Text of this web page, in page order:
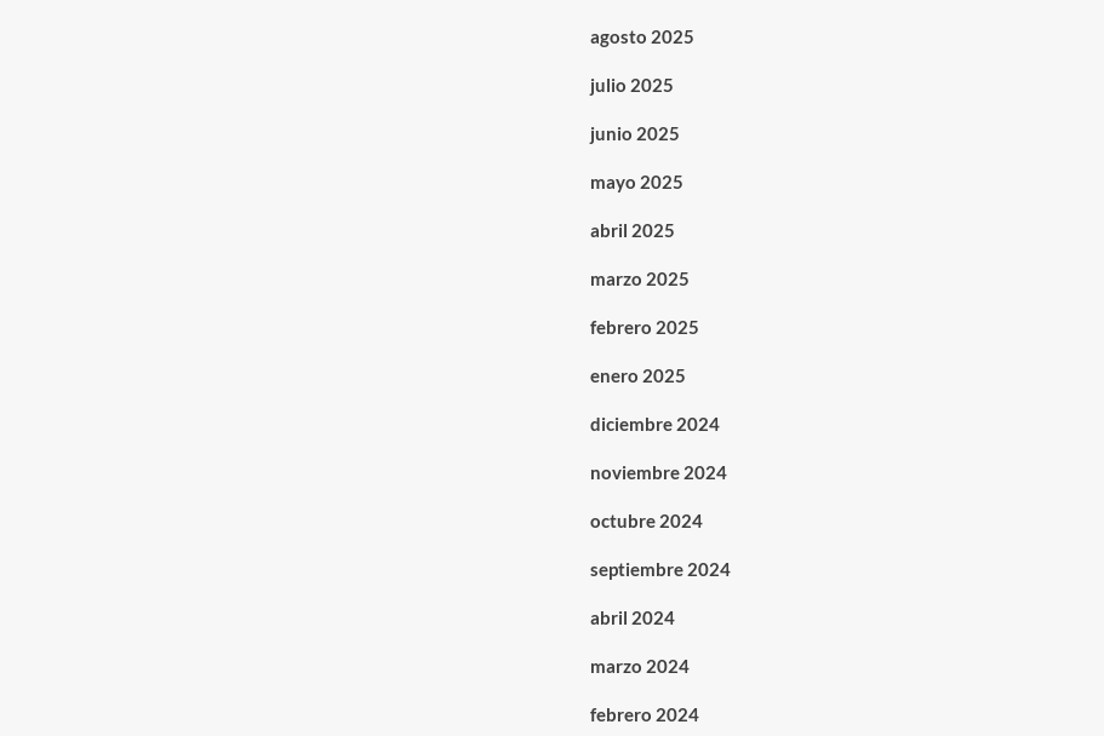
agosto 2025
julio 2025
junio 2025
mayo 2025
abril 2025
marzo 2025
febrero 2025
enero 2025
diciembre 2024
noviembre 2024
octubre 2024
septiembre 2024
abril 2024
marzo 2024
febrero 2024